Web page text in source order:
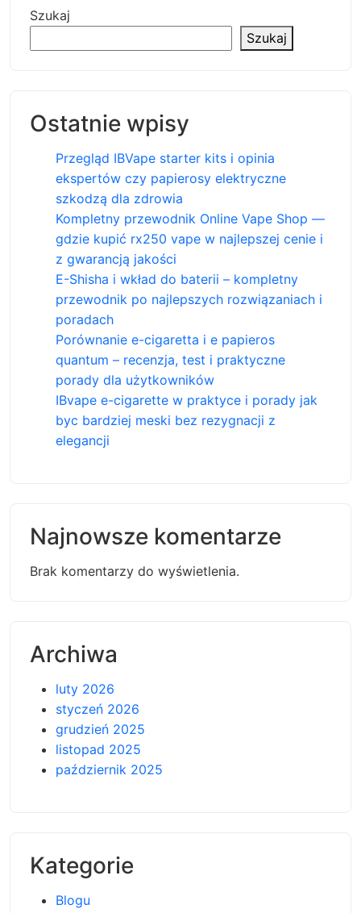
Szukaj
Szukaj
Ostatnie wpisy
Przegląd IBVape starter kits i opinia
ekspertów czy papierosy elektryczne
szkodzą dla zdrowia
Kompletny przewodnik Online Vape Shop —
gdzie kupić rx250 vape w najlepszej cenie i
z gwarancją jakości
E-Shisha i wkład do baterii – kompletny
przewodnik po najlepszych rozwiązaniach i
poradach
Porównanie e-cigaretta i e papieros
quantum – recenzja, test i praktyczne
porady dla użytkowników
IBvape e-cigarette w praktyce i porady jak
byc bardziej meski bez rezygnacji z
elegancji
Najnowsze komentarze
Brak komentarzy do wyświetlenia.
Archiwa
luty 2026
styczeń 2026
grudzień 2025
listopad 2025
październik 2025
Kategorie
Blogu